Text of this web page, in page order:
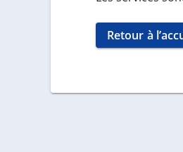
Retour à